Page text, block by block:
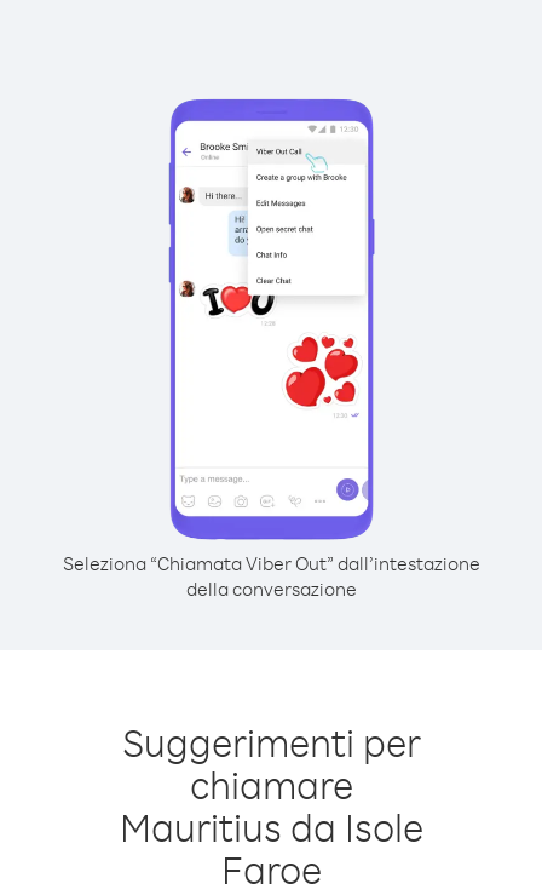
Seleziona “Chiamata Viber Out” dall’intestazione
della conversazione
Suggerimenti per
chiamare
Mauritius da Isole
Faroe